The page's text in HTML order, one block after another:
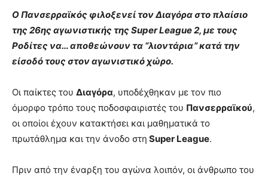
Ο Πανσερραϊκός φιλοξενεί τον Διαγόρα στο πλαίσιο
της 26ης αγωνιστικής της Super League 2, με τους
Ροδίτες να… αποθεώνουν τα “λιοντάρια” κατά την
είσοδό τους στον αγωνιστικό χώρο.
Οι παίκτες του Διαγόρα, υποδέχθηκαν με τον πιο
όμορφο τρόπο τους ποδοσφαιριστές του Πανσερραϊκού,
οι οποίοι έχουν κατακτήσει και μαθηματικά το
πρωτάθλημα και την άνοδο στη Super League.
Πριν από την έναρξη του αγώνα λοιπόν, οι άνθρωπο του